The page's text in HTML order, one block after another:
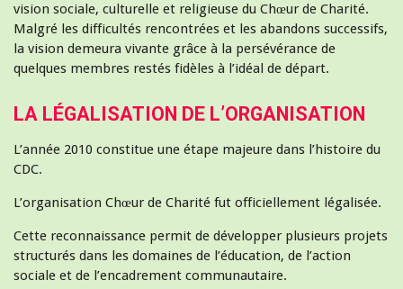
vision sociale, culturelle et religieuse du Chœur de Charité.
Malgré les difficultés rencontrées et les abandons successifs,
la vision demeura vivante grâce à la persévérance de
quelques membres restés fidèles à l’idéal de départ.
LA LÉGALISATION DE L’ORGANISATION
L’année 2010 constitue une étape majeure dans l’histoire du
CDC.
L’organisation Chœur de Charité fut officiellement légalisée.
Cette reconnaissance permit de développer plusieurs projets
structurés dans les domaines de l’éducation, de l’action
sociale et de l’encadrement communautaire.